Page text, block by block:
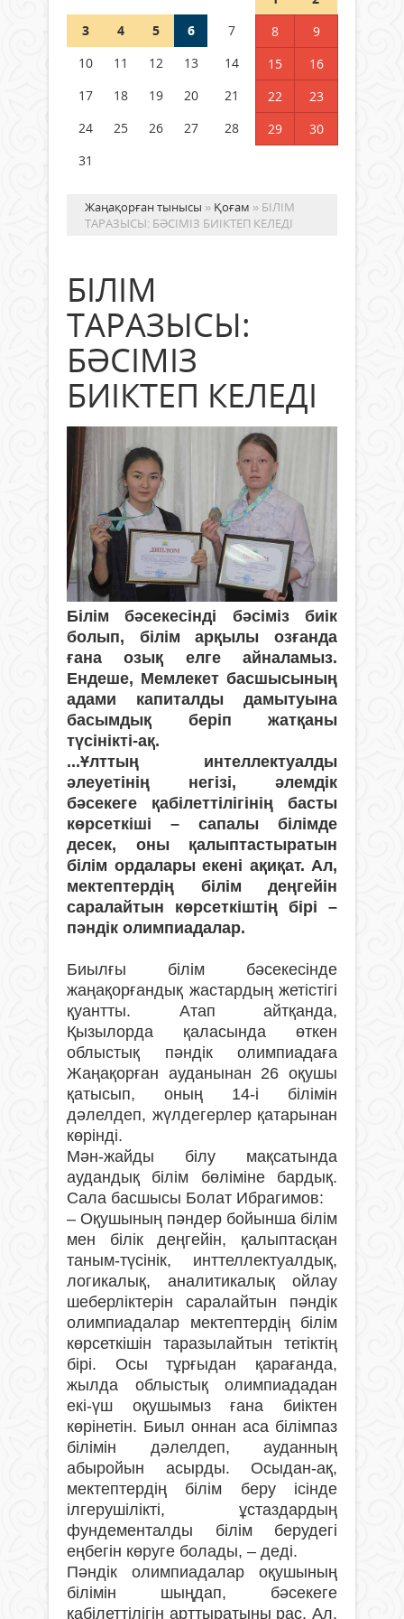
Қысқы демалыс 14 күн: 2026–
каникул кестесі бекітілді
04 тамыз 2026 ж.
3
4 5 6 7 8
9
10
11 12 13 14 15
16
17
18 19 20 21 22
23
24
25 26 27 28 29
30
31
Жаңақорған тынысы » Қоғам » БІЛІМ
ТАРАЗЫСЫ: БӘСІМІЗ БИІКТЕП КЕЛЕДІ
БІЛІМ
ТАРАЗЫСЫ:
БӘСІМІЗ
БИІКТЕП КЕЛЕДІ
Білім бәсекесінді бәсіміз биік
болып, білім арқылы озғанда
ғана озық елге айналамыз.
Ендеше, Мемлекет басшысының
адами капиталды дамытуына
басымдық беріп жатқаны
түсінікті-ақ.
...Ұлттың интеллектуалды
әлеуетінің негізі, әлемдік
бәсекеге қабілеттілігінің басты
көрсеткіші – сапалы білімде
десек, оны қалыптастыратын
білім ордалары екені ақиқат. Ал,
мектептердің білім деңгейін
саралайтын көрсеткіштің бірі –
пәндік олимпиадалар.
Биылғы білім бәсекесінде
жаңақорғандық жастардың жетістігі
қуантты. Атап айтқанда,
Қызылорда қаласында өткен
облыстық пәндік олимпиадаға
Жаңақорған ауданынан 26 оқушы
қатысып, оның 14-і білімін
дәлелдеп, жүлдегерлер қатарынан
көрінді.
Мән-жайды білу мақсатында
аудандық білім бөліміне бардық.
Сала басшысы Болат Ибрагимов:
– Оқушының пәндер бойынша білім
мен білік деңгейін, қалыптасқан
таным-түсінік, инттеллектуалдық,
логикалық, аналитикалық ойлау
шеберліктерін саралайтын пәндік
олимпиадалар мектептердің білім
көрсеткішін таразылайтын тетіктің
бірі. Осы тұрғыдан қарағанда,
жылда облыстық олимпиададан
екі-үш оқушымыз ғана биіктен
көрінетін. Биыл оннан аса білімпаз
білімін дәлелдеп, ауданның
абыройын асырды. Осыдан-ақ,
мектептердің білім беру ісінде
ілгерушілікті, ұстаздардың
фундементалды білім берудегі
еңбегін көруге болады, – деді.
Пәндік олимпиадалар оқушының
білімін шыңдап, бәсекеге
қабілеттілігін арттыратыны рас. Ал,